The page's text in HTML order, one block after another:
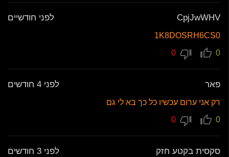
CpjJwWHV לפני חודשיים
1K8DOSRH6CS0
0
פאר לפני 4 חודשים
רק אני ערום עכשיו כל כך בא לי גם
0
סקסית בקטע חזק לפני 3 חודשים